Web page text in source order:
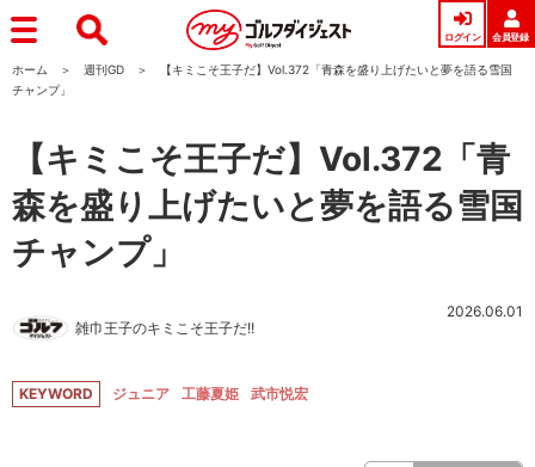
ログイン 会員登録
ホーム 週刊GD
【キミこそ王子だ】Vol.372「青森を盛り上げたいと夢を語る雪国
チャンプ」
【キミこそ王子だ】Vol.372「青
森を盛り上げたいと夢を語る雪国
チャンプ」
雑巾王子のキミこそ王子だ!!
2026.06.01
KEYWORD ジュニア 工藤夏姫 武市悦宏